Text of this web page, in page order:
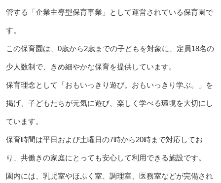
管する「企業主導型保育事業」として運営されている保育園で
す。
この保育園は、0歳から2歳までの子どもを対象に、定員18名の
少人数制で、きめ細やかな保育を提供しています。
保育理念として「おもいっきり遊び。おもいっきり学ぶ。」を
掲げ、子どもたちが元気に遊び、楽しく学べる環境を大切にし
ています。
保育時間は平日および土曜日の7時から20時まで対応してお
り、共働きの家庭にとっても安心して利用できる施設です。
園内には、乳児室やほふく室、調理室、医務室などが完備され